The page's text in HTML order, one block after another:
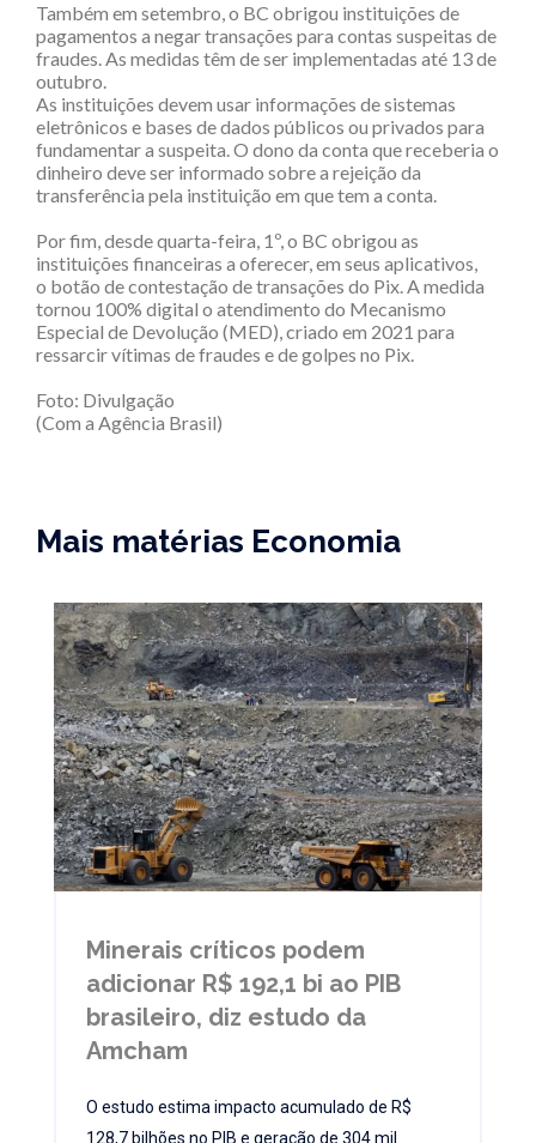
Também em setembro, o BC obrigou instituições de
pagamentos a negar transações para contas suspeitas de
fraudes. As medidas têm de ser implementadas até 13 de
outubro.
As instituições devem usar informações de sistemas
eletrônicos e bases de dados públicos ou privados para
fundamentar a suspeita. O dono da conta que receberia o
dinheiro deve ser informado sobre a rejeição da
transferência pela instituição em que tem a conta.
Por fim, desde quarta-feira, 1º, o BC obrigou as
instituições financeiras a oferecer, em seus aplicativos,
o botão de contestação de transações do Pix. A medida
tornou 100% digital o atendimento do Mecanismo
Especial de Devolução (MED), criado em 2021 para
ressarcir vítimas de fraudes e de golpes no Pix.
Foto: Divulgação
(Com a Agência Brasil)
Mais matérias Economia
Minerais críticos podem
adicionar R$ 192,1 bi ao PIB
brasileiro, diz estudo da
Amcham
O estudo estima impacto acumulado de R$
128,7 bilhões no PIB e geração de 304 mil